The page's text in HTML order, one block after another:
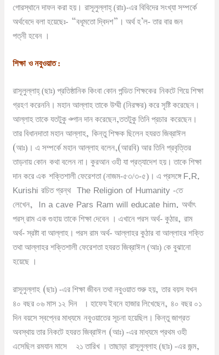
গোরস্থানে দাফন করা হয় । রাসূলুল্লাহ্ (রাঃ)-এর বিবিদের সংখ্যা সম্পর্কে
অর্থবেদে বলা হয়েছেঃ- “বধূমতো দ্বিদশ” ।অর্থ হ’ল- তার বার জন
পত্নী হবেন ।
শিক্ষা ও নবুওয়াত :
রাসূলুল্লাহ্ (ছাঃ) প্রতিষ্ঠানিক কিংবা কোন পন্ডিত শিক্ষকের নিকটে গিয়ে শিক্ষা
গ্রহণ করেননি ।মহান আল্লাহ তাকে উম্মী (নিরক্ষর) করেসৃষ্টি করেছেন ।
আল্লাহ তাকে যতটুকু ঞ্গান দান করেছেন,ততটুকু তিনি প্রচার করেছেন ।
তার বিধানদাতা মহান আল্লাহ,কিন্তু শিক্ষক ছিলেন হযরত জিব্রাঈল
(আঃ) ।এ সম্পর্কে মহান আল্লাহ বলেন,(আরবি) আর তিনি প্রবৃত্তির
তাড়নায় কোন কথা বলেন না ।কুরআন ওহী যা প্রত্যাদেশ হয় ।তাকে শিক্ষা
দান করে এক শক্তিশালী ফেরেশতা (নাজম-৫৩/৩-৫) ।এ প্রসঙ্গে F.R.
Kurishiরচিত গ্রন্থ The Religion of Humanity-তে
লেখেন, In a cave Pars Ram will educate him.অর্থাৎ
পরস্ রাম এক গুহায় তাকে শিক্ষা দেবেন ।এখানে পরস অর্থ- কুঠার,রাম
অর্থ- স্রষ্টা বা আল্লাহ ।পরস রাম অর্থ- আল্লাহর কুঠার বা আল্লাহর শক্তি
তথা আল্লাহর শক্তিশালী ফেরেশতা হযরত জিব্রাঈল (আঃ) কে বুঝানো
হয়েছে ।
রাসূলুল্লাহ(ছাঃ) -এর শিক্ষা জীবন তথা নবুওয়াত শুরু হয়,তার বয়স যখন
৪০ বছর ০৬ মাস ১২ দিন ।হাফেয ইবনে হাজার লিখেছেন, ৪০ বছর ০১
দিন বয়সে স্বপ্নের মাধ্যমে নবুওয়াতের সূচনা হয়েছিল ।কিন্তু জাগ্রত
অবস্থায় তার নিকটে হযরত জিব্রাঈল (আঃ) -এর মাধ্যমে প্রথম ওহী
এসেছিল রমযান মাসে
২১ তারিখ ।তাছাড়া রাসূলুল্লাহ (ছাঃ) -এর জন্ম,